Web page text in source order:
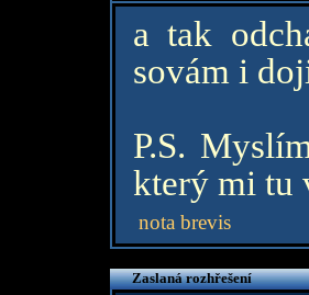
a tak
sovám i
P.S.
který mi tu
nota brevis
Zaslaná rozhřešení